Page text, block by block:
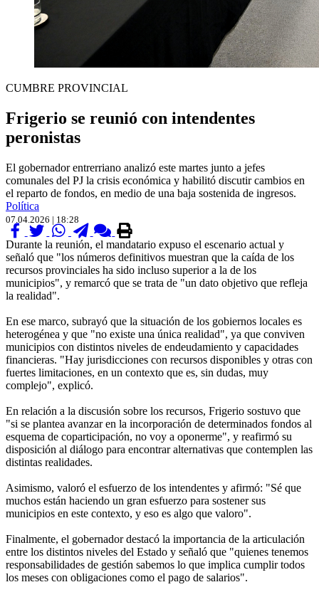
CUMBRE PROVINCIAL
Frigerio se reunió con intendentes
peronistas
El gobernador entrerriano analizó este martes junto a jefes
comunales del PJ la crisis económica y habilitó discutir cambios en
el reparto de fondos, en medio de una baja sostenida de ingresos.
Política
07.04.2026 | 18:28
Durante la reunión, el mandatario expuso el escenario actual y
señaló que "los números definitivos muestran que la caída de los
recursos provinciales ha sido incluso superior a la de los
municipios", y remarcó que se trata de "un dato objetivo que refleja
la realidad".
En ese marco, subrayó que la situación de los gobiernos locales es
heterogénea y que "no existe una única realidad", ya que conviven
municipios con distintos niveles de endeudamiento y capacidades
financieras. "Hay jurisdicciones con recursos disponibles y otras con
fuertes limitaciones, en un contexto que es, sin dudas, muy
complejo", explicó.
En relación a la discusión sobre los recursos, Frigerio sostuvo que
"si se plantea avanzar en la incorporación de determinados fondos al
esquema de coparticipación, no voy a oponerme", y reafirmó su
disposición al diálogo para encontrar alternativas que contemplen las
distintas realidades.
Asimismo, valoró el esfuerzo de los intendentes y afirmó: "Sé que
muchos están haciendo un gran esfuerzo para sostener sus
municipios en este contexto, y eso es algo que valoro".
Finalmente, el gobernador destacó la importancia de la articulación
entre los distintos niveles del Estado y señaló que "quienes tenemos
responsabilidades de gestión sabemos lo que implica cumplir todos
los meses con obligaciones como el pago de salarios".